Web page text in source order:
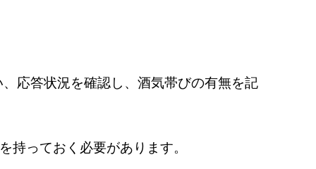
応答状況を確認し、酒気帯びの有無を記
っておく必要があります。